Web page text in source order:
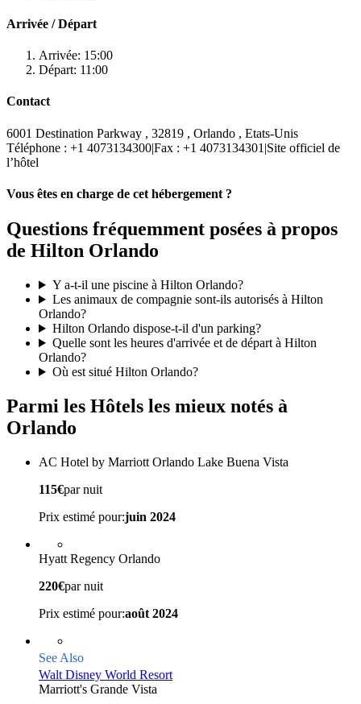
Arrivée / Départ
Arrivée: 15:00
Départ: 11:00
Contact
6001 Destination Parkway , 32819 , Orlando , Etats-Unis
Téléphone : +1 4073134300|Fax : +1 4073134301 |Site officiel de
l’hôtel
Vous êtes en charge de cet hébergement ?
Questions fréquemment posées à propos
de Hilton Orlando
Y a-t-il une piscine à Hilton Orlando?
Les animaux de compagnie sont-ils autorisés à Hilton
Orlando?
Hilton Orlando dispose-t-il d'un parking?
Quelle sont les heures d'arrivée et de départ à Hilton
Orlando?
Où est situé Hilton Orlando?
Parmi les Hôtels les mieux notés à
Orlando
AC Hotel by Marriott Orlando Lake Buena Vista
115€par nuit
Prix estimé pour:juin 2024
Hyatt Regency Orlando
220€par nuit
Prix estimé pour:août 2024
See Also
Walt Disney World Resort
Marriott's Grande Vista